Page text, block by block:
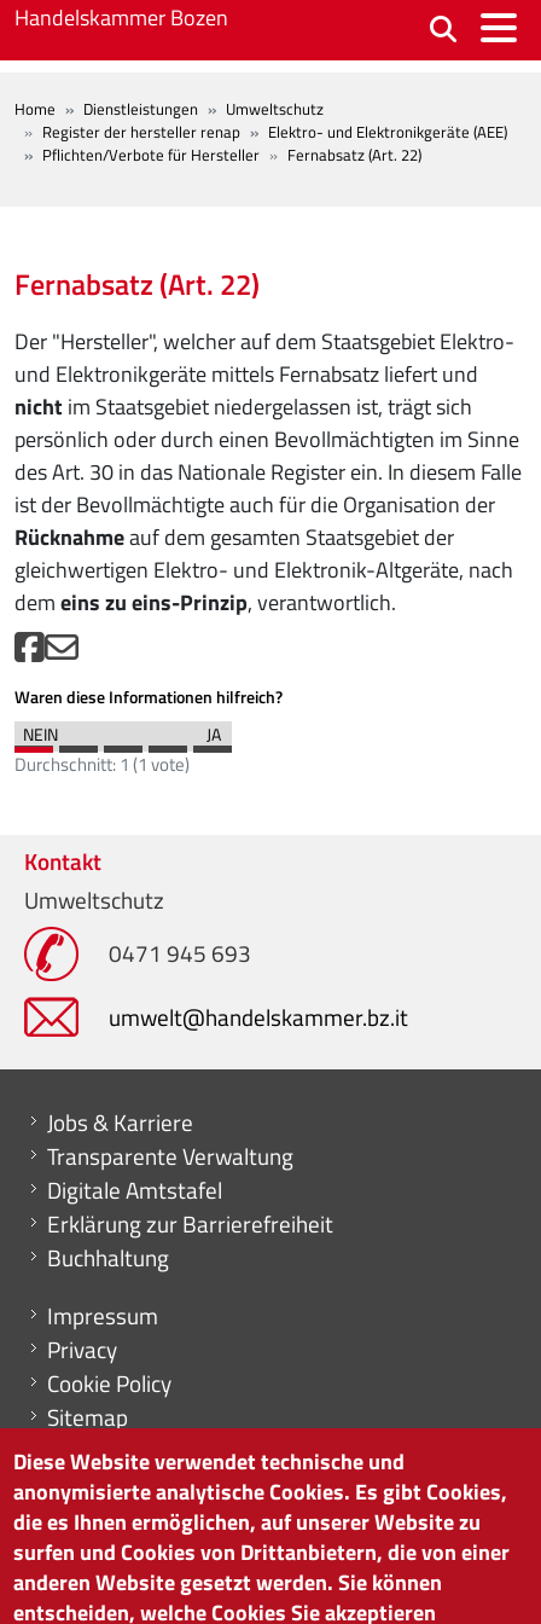
Skip to main content
Handelskammer Bozen
BREADCRUMB
Home Dienstleistungen
Umweltschutz
Register der hersteller renap
Elektro- und Elektronikgeräte (AEE)
Pflichten/Verbote für Hersteller
Fernabsatz (Art. 22)
Fernabsatz (Art. 22)
Der "Hersteller", welcher auf dem Staatsgebiet Elektro-
und Elektronikgeräte mittels Fernabsatz liefert und
nichtim Staatsgebiet niedergelassen ist, trägt sich
persönlich oder durch einen Bevollmächtigten im Sinne
des Art. 30 in das Nationale Register ein. In diesem Falle
ist der Bevollmächtigte auch für die Organisation der
Rücknahmeauf dem gesamten Staatsgebiet der
gleichwertigen Elektro- und Elektronik-Altgeräte, nach
demeins zu eins-Prinzip, verantwortlich.
Waren diese Informationen hilfreich?
Durchschnitt:1 (1 vote)
Kontakt
Umweltschutz
0471 945 693
umwelt@handelskammer.bz.it
Mini menu di servizio
Jobs & Karriere
Transparente Verwaltung
Digitale Amtstafel
Erklärung zur Barrierefreiheit
Buchhaltung
Menu footer
Impressum
Privacy
Cookie Policy
Sitemap
Cookie-Einstellungen
HANDELSKAMMER BOZEN
Südtiroler Straße 60 | I-39100 Bozen
Diese Website verwendet technische und
anonymisierte analytische Cookies. Es gibt Cookies,
die es Ihnen ermöglichen, auf unserer Website zu
surfen und Cookies von Drittanbietern, die von einer
anderen Website gesetzt werden. Sie können
entscheiden, welche Cookies Sie akzeptieren